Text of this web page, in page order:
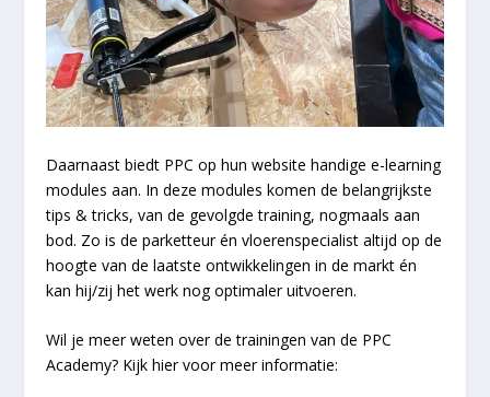
Daarnaast biedt PPC op hun website handige e-learning
modules aan. In deze modules komen de belangrijkste
tips & tricks, van de gevolgde training, nogmaals aan
bod. Zo is de parketteur én vloerenspecialist altijd op de
hoogte van de laatste ontwikkelingen in de markt én
kan hij/zij het werk nog optimaler uitvoeren.
Wil je meer weten over de trainingen van de PPC
Academy? Kijk hier voor meer informatie: